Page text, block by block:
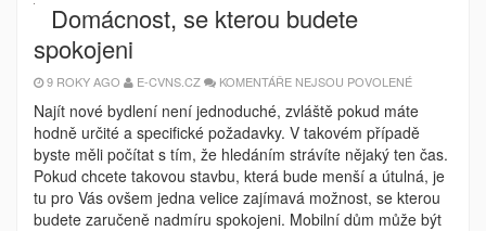
Domácnost, se kterou budete
spokojeni
9 ROKY AGO E-CVNS.CZ KOMENTÁŘE NEJSOU POVOLENÉU
S
NÁZVEM
SE
KTEROU
BUDETE
SPOKOJENI
Najít nové bydlení není jednoduché, zvláště pokud máte
hodně určité a specifické požadavky. V takovém případě
byste měli počítat s tím, že hledáním strávíte nějaký ten čas.
Pokud chcete takovou stavbu, která bude menší a útulná, je
tu pro Vás ovšem jedna velice zajímavá možnost, se kterou
budete zaručeně nadmíru spokojeni. Mobilní dům může být